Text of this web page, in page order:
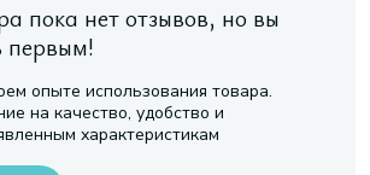
пока нет отзывов, но вы
первым!
опыте использования товара.
на качество, удобство и
характеристикам